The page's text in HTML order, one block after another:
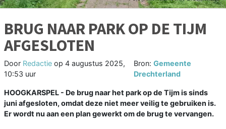
BRUG NAAR PARK OP DE TIJM
AFGESLOTEN
Door Redactie op 4 augustus 2025,
10:53 uur
Bron: Gemeente
Drechterland
HOOGKARSPEL - De brug naar het park op de Tijm is sinds
juni afgesloten, omdat deze niet meer veilig te gebruiken is.
Er wordt nu aan een plan gewerkt om de brug te vervangen.